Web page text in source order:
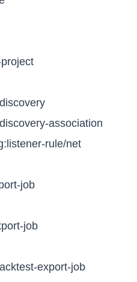
association
rule/net
job
job
export-job